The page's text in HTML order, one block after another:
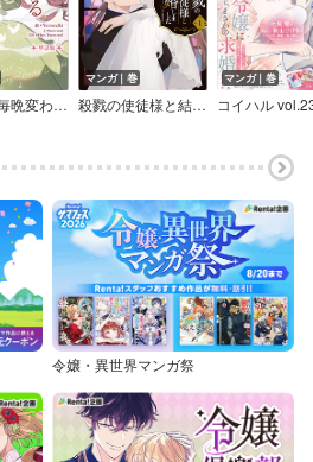
姫の夫は毎晩変わる 【単話版】
マンガ｜巻
殺戮の使徒様と結婚しました～偽装夫婦の苦くて甘い新婚生活～
マンガ｜巻
コイハル
令嬢・異世界マンガ祭